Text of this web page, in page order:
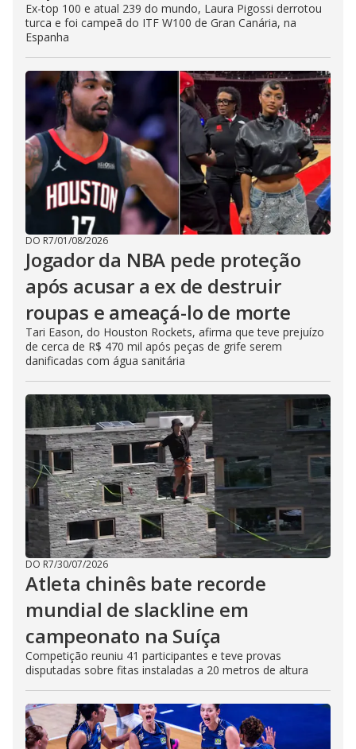
Ex-top 100 e atual 239 do mundo, Laura Pigossi derrotou
turca e foi campeã do ITF W100 de Gran Canária, na
Espanha
DO R7/01/08/2026
Jogador da NBA pede proteção
após acusar a ex de destruir
roupas e ameaçá-lo de morte
Tari Eason, do Houston Rockets, afirma que teve prejuízo
de cerca de R$ 470 mil após peças de grife serem
danificadas com água sanitária
DO R7/30/07/2026
Atleta chinês bate recorde
mundial de slackline em
campeonato na Suíça
Competição reuniu 41 participantes e teve provas
disputadas sobre fitas instaladas a 20 metros de altura